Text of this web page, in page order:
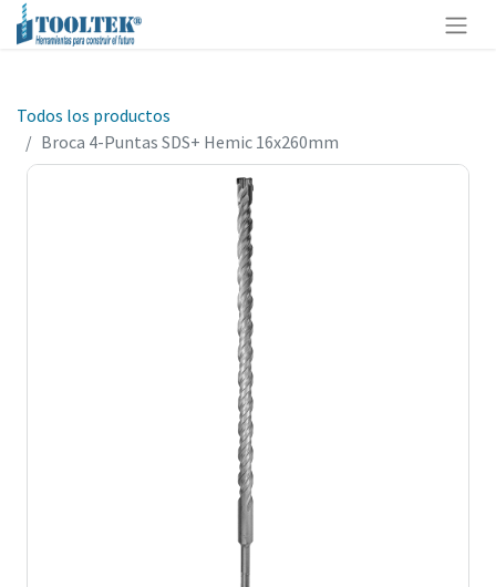
Todos los productos
Broca 4-Puntas SDS+ Hemic 16x260mm